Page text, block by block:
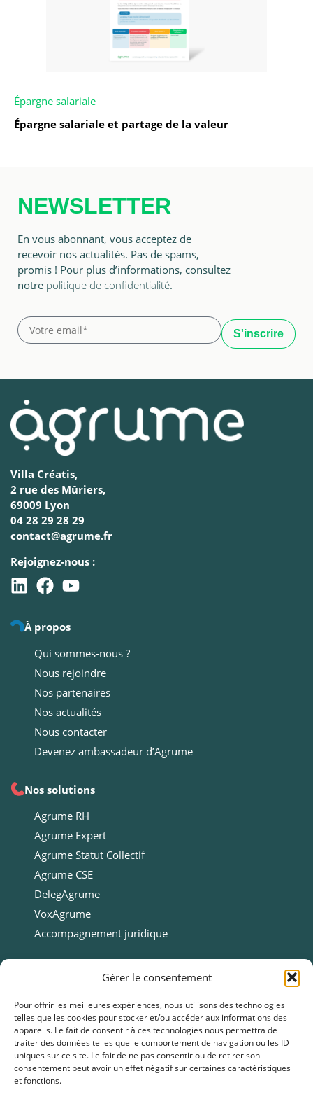
Gérer le consentement
Pour offrir les meilleures expériences, nous utilisons des technologies
telles que les cookies pour stocker et/ou accéder aux informations des
appareils. Le fait de consentir à ces technologies nous permettra de
traiter des données telles que le comportement de navigation ou les ID
uniques sur ce site. Le fait de ne pas consentir ou de retirer son
consentement peut avoir un effet négatif sur certaines caractéristiques
et fonctions.
Épargne salariale
Épargne salariale et partage de la valeur
NEWSLETTER
En vous abonnant, vous acceptez de
recevoir nos actualités. Pas de spams,
promis ! Pour plus d’informations, consultez
notre politique de confidentialité.
Villa Créatis,
2 rue des Mûriers,
69009 Lyon
04 28 29 28 29
contact@agrume.fr
Rejoignez-nous :
À propos
Qui sommes-nous ?
Nous rejoindre
Nos partenaires
Nos actualités
Nous contacter
Devenez ambassadeur d’Agrume
Nos solutions
Agrume RH
Agrume Expert
Agrume Statut Collectif
Agrume CSE
DelegAgrume
VoxAgrume
Accompagnement juridique
Ressources
Webinars
Cas clients
Fiches pratiques
Livres blancs & Guides